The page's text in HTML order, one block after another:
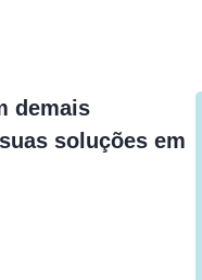
demais
soluções em